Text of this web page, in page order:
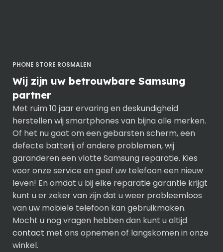
PHONE STORE ROSMALEN
Wij zijn uw betrouwbare Samsung
partner
Met ruim 10 jaar ervaring en deskundigheid
herstellen wij smartphones van bijna alle merken.
Of het nu gaat om een gebarsten scherm, een
defecte batterij of andere problemen, wij
garanderen een vlotte Samsung reparatie. Kies
voor onze service en geef uw telefoon een nieuw
leven! En omdat u bij elke reparatie garantie krijgt
kunt u er zeker van zijn dat u weer probleemloos
van uw mobiele telefoon kan gebruikmaken.
Mocht u nog vragen hebben dan kunt u altijd
contact met ons opnemen of langskomen in onze
winkel.